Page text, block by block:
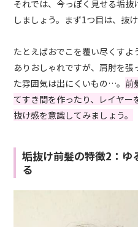
それでは、今っぽく見せる垢
しましょう。まず1つ目は、抜
たとえばおでこを覆い尽くす
ありおしゃれですが、肩肘を
た雰囲気は出にくいもの…。 前
てすき間を作ったり、レイヤー
抜け感を意識してみましょう。
垢抜け前髪の特徴2：ゆ
る